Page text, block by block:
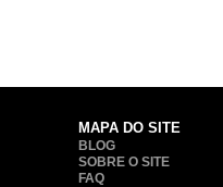
MAPA DO SITE
BLOG
SOBRE O SITE
FAQ